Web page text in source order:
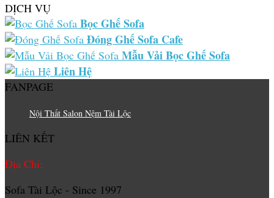
DỊCH VỤ
Bọc Ghế Sofa
Đóng Ghế Sofa Cafe
Mẫu Vải Bọc Ghế Sofa
Liên Hệ
FANPAGE
Nội Thất Salon Nệm Tài Lộc
LIÊN KẾT
Địa Chỉ:
Sofa Tài Lộc - Since 1997